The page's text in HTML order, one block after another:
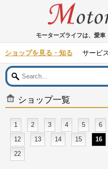
モーターズライフは、愛
ショップを見る・知る サービ
ショップ一覧
1 2 3 4 5 6
12
13 14 15 16
22